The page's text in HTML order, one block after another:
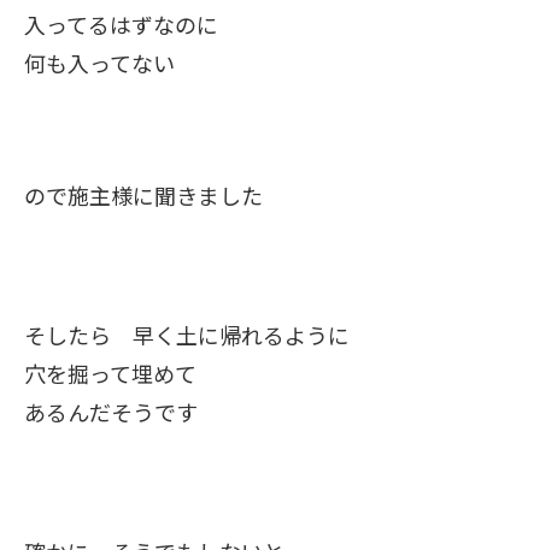
入ってるはずなのに
何も入ってない
ので施主様に聞きました
そしたら 早く土に帰れるように
穴を掘って埋めて
あるんだそうです